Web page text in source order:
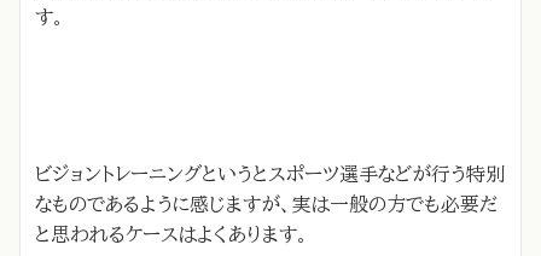
す。
ビジョントレーニングというとスポーツ選手などが行う特別
なものであるように感じますが、実は一般の方でも必要だ
と思われるケースはよくあります。